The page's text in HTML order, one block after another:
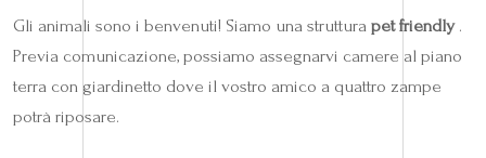
Gli animali sono i benvenuti! Siamo una struttura pet friendly.
Previa comunicazione, possiamo assegnarvi camere al piano
terra con giardinetto dove il vostro amico a quattro zampe
potrà riposare.